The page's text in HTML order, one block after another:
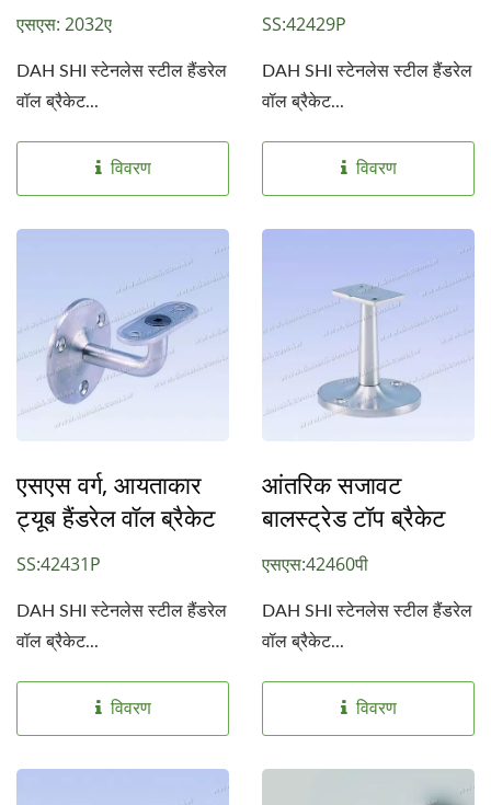
एसएस: 2032ए
DAH SHI स्टेनलेस स्टील हैंडरेल
वॉल ब्रैकेट...
विवरण
SS:42429P
DAH SHI स्टेनलेस स्टील हैंडरेल
वॉल ब्रैकेट...
विवरण
एसएस वर्ग, आयताकार
ट्यूब हैंडरेल वॉल ब्रैकेट
SS:42431P
DAH SHI स्टेनलेस स्टील हैंडरेल
वॉल ब्रैकेट...
विवरण
आंतरिक सजावट
बालस्ट्रेड टॉप ब्रैकेट
एसएस:42460पी
DAH SHI स्टेनलेस स्टील हैंडरेल
वॉल ब्रैकेट...
विवरण